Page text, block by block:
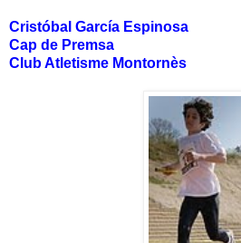
Cristóbal García Espinosa
Cap de Premsa
Club Atletisme Montornès